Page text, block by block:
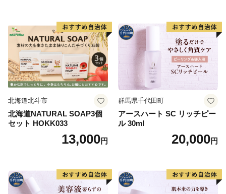
今も、これからも、末永く住み続けられる街を形にす
るために、職員一丸となって取り組んでいます。
北海道北斗市
北海道NATURAL SOAP3個
セット HOKK033
13,000円
群馬県千代田町
アースハート SC リッチピー
ル 30ml
20,000円